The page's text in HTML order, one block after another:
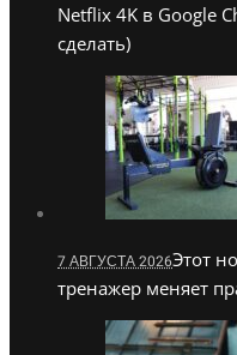
Netflix 4K в Google
сделать)
7 АВГУСТА 2026Этот
тренажер меняет